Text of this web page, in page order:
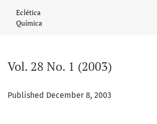
Eclética
Química
Vol. 28 No. 1 (2003)
Published December 8, 2003